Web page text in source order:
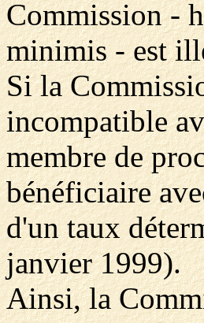
Commission -
minimis - est
Si la
incompatible
membre de
bénéficiaire
d'un taux
janvier 1999).
Ainsi, la